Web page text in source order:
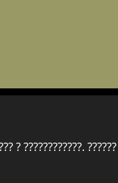
? ????????????.